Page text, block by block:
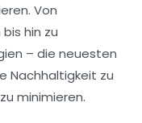
Von
hin zu
– die neuesten
Nachhaltigkeit zu
minimieren.